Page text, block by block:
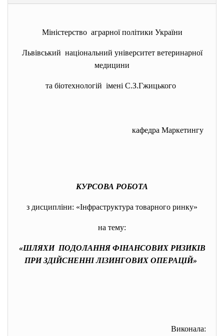
Міністерство аграрної політики України
Львівський національний університет ветеринарної
медицини
та біотехнологій імені С.З.Гжицького
кафедра Маркетингу
КУРСОВА РОБОТА
з дисципліни: «Інфраструктура товарного ринку»
на тему:
«ШЛЯХИ ПОДОЛАННЯ ФІНАНСОВИХ РИЗИКІВ
ПРИ ЗДІЙСНЕННІ ЛІЗИНГОВИХ ОПЕРАЦІЙ»
Виконала: